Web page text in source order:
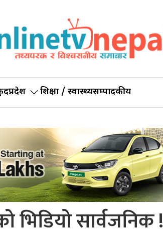
प्रदेश शिक्षा / स्वास्थ्यसम्पादकीय
भिडियो सार्वजनिक !